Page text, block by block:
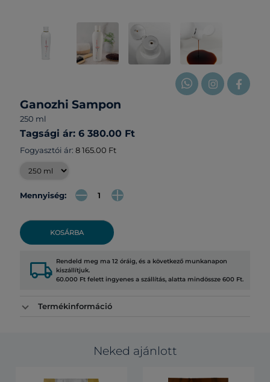
Ganozhi Sampon
250 ml
Tagsági ár: 6 380.00 Ft
Fogyasztói ár: 8 165.00 Ft
Mennyiség:
KOSÁRBA
local_shipping Rendeld meg ma 12 óráig, és a következő munkanapon
kiszállítjuk.
60.000 Ft felett ingyenes a szállítás, alatta mindössze 600 Ft.
Termékinformáció
Neked ajánlott